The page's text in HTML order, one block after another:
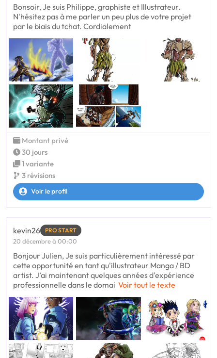
Bonsoir, Je suis Philippe, graphiste et Illustrateur.
N'hésitez pas à me parler un peu plus de votre projet
par le biais du tchat. Cordialement
Montant privé
30 jours
1 variante
3 révisions
Voir le profil
kevin26 PRO START
20 décembre à 00:00
Bonjour Julien, Je suis particulièrement intéressé par
cette opportunité en tant qu'illustrateur Manga / BD
artist. J’ai maintenant quelques années d'expérience
professionnelle dans le domai Voir tout le texte